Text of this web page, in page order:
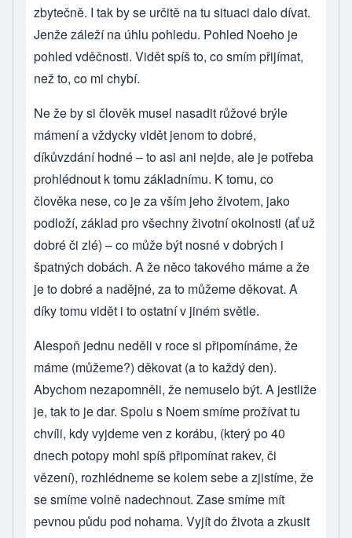
zbytečně. I tak by se určitě na tu situaci dalo dívat.
Jenže záleží na úhlu pohledu. Pohled Noeho je
pohled vděčnosti. Vidět spíš to, co smím přijímat,
než to, co mi chybí.
Ne že by si člověk musel nasadit růžové brýle
mámení a vždycky vidět jenom to dobré,
díkůvzdání hodné – to asi ani nejde, ale je potřeba
prohlédnout k tomu základnímu. K tomu, co
člověka nese, co je za vším jeho životem, jako
podloží, základ pro všechny životní okolnosti (ať už
dobré či zlé) – co může být nosné v dobrých i
špatných dobách. A že něco takového máme a že
je to dobré a nadějné, za to můžeme děkovat. A
díky tomu vidět i to ostatní v jiném světle.
Alespoň jednu neděli v roce si připomínáme, že
máme (můžeme?) děkovat (a to každý den).
Abychom nezapomněli, že nemuselo být. A jestliže
je, tak to je dar. Spolu s Noem smíme prožívat tu
chvíli, kdy vyjdeme ven z korábu, (který po 40
dnech potopy mohl spíš připomínat rakev, či
vězení), rozhlédneme se kolem sebe a zjistíme, že
se smíme volně nadechnout. Zase smíme mít
pevnou půdu pod nohama. Vyjít do života a zkusit